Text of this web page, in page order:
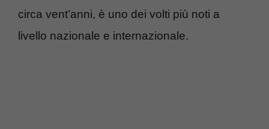
circa vent’anni, è uno dei volti più noti a
livello nazionale e internazionale.